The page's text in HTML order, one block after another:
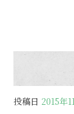
投稿日 2015年